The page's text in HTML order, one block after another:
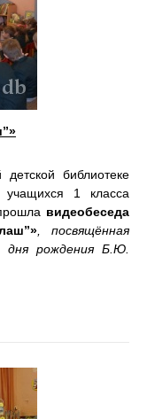
библиотеке
1 класса
видеобеседа
, посвящённая
рождения Б.Ю.